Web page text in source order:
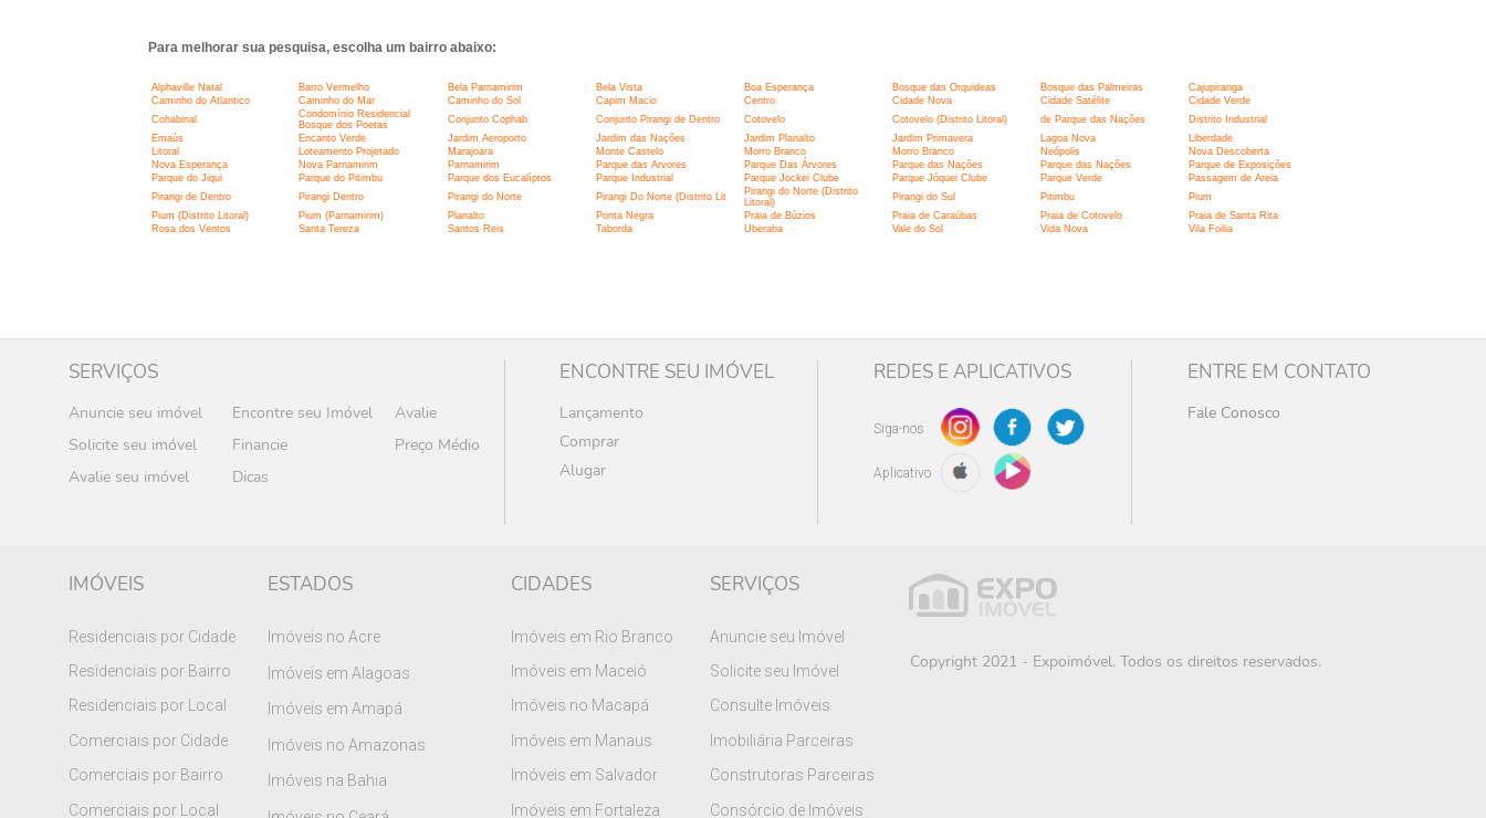
Para melhorar sua pesquisa, escolha um bairro abaixo:
Alphaville Natal Barro Vermelho Bela Parnamirim Bela Vista Boa Esperança Bosque das Orquideas Bosque das Palmeiras
Cajupiranga
Caminho do Atlantico
Caminho do Mar Caminho do Sol Capim Macio Centro Cidade Nova Cidade Satélite
Cidade Verde
Cohabinal
Condomínio Residencial
Bosque dos Poetas
Conjunto Cophab Conjunto Pirangi de Dentro Cotovelo Cotovelo (Distrito Litoral) de Parque das Nações
Distrito Industrial
Emaús
Encanto Verde Jardim Aeroporto Jardim das Nações Jardim Planalto Jardim Primavera Lagoa Nova
Liberdade
Litoral
Loteamento Projetado Marajoara Monte Castelo Morro Branco Morro Branco Neópolis
Nova Descoberta
Nova Esperança
Nova Parnamirim Parnamirim Parque das Arvores Parque Das Árvores Parque das Nações Parque das Nações
Parque de Exposições
Parque do Jiqui
Parque do Pitimbu Parque dos Eucalíptos Parque Industrial Parque Jockei Clube Parque Jóquei Clube Parque Verde
Passagem de Areia
Pirangi de Dentro
Pirangi Dentro Pirangi do Norte Pirangi Do Norte (Distrito Lit
Pirangi do Norte (Distrito
Litoral)
Pirangi do Sul Pitimbu
Pium
Pium (Distrito Litoral)
Pium (Parnamirim) Planalto Ponta Negra Praia de Búzios Praia de Caraúbas Praia de Cotovelo
Praia de Santa Rita
Rosa dos Ventos
Santa Tereza Santos Reis Taborda Uberaba Vale do Sol Vida Nova Vila Foilia
SERVIÇOS
Anuncie seu imóvel Encontre seu Imóvel
Avalie
Solicite seu imóvel
Financie
Preço Médio
Avalie seu imóvel
Dicas
ENCONTRE SEU IMÓVEL
Lançamento
Comprar
Alugar
REDES E APLICATIVOS
Siga-nos
Aplicativo
ENTRE EM CONTATO
Fale Conosco
IMÓVEIS
Residenciais por Cidade
Residenciais por Bairro
Residenciais por Local
Comerciais por Cidade
Comerciais por Bairro
Comerciais por Local
ESTADOS
Imóveis no Acre
Imóveis em Alagoas
Imóveis em Amapá
Imóveis no Amazonas
Imóveis na Bahia
CIDADES
Imóveis em Rio Branco
Imóveis em Maceió
Imóveis no Macapá
Imóveis em Manaus
Imóveis em Salvador
Imóveis em Fortaleza
SERVIÇOS
Anuncie seu Imóvel
Solicite seu Imóvel
Consulte Imóveis
Imobiliária Parceiras
Construtoras Parceiras
Consórcio de Imóveis
Copyright 2021 - Expoimóvel. Todos os direitos reservados.